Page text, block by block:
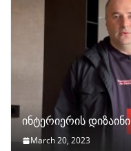
ინტერიერის დიზაინი
March 20, 2023